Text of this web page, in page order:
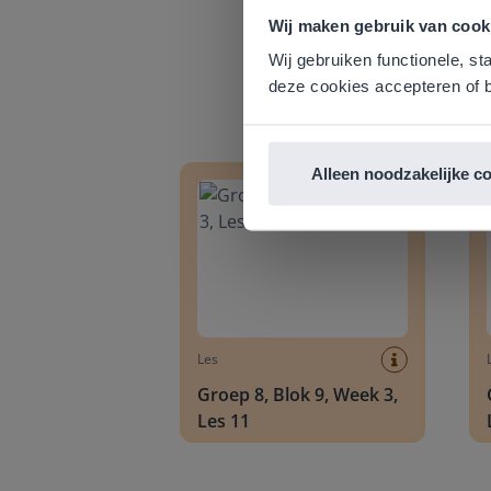
Wij maken gebruik van
Wij gebruiken functionele,
deze cookies accepteren of
Alleen noodzakelijke
Les
Groep 8, Blok 9, Week 3,
Les 11
Gezien